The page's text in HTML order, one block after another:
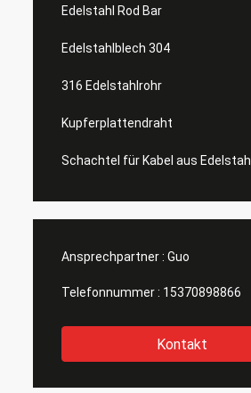
Edelstahl Rod Bar
Edelstahlblech 304
316 Edelstahlrohr
Kupferplattendraht
Schachtel für Kabel aus Edelstahl
Ansprechpartner : Guo
Telefonnummer : 15370898866
Kontakt